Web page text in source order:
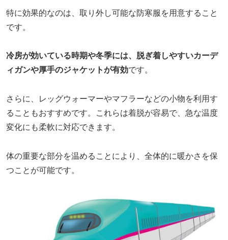
特に効果的なのは、取り外し可能な防寒服を用意すること
です。
冷房が効いている時期や冬季には、脱ぎ着しやすいカーデ
ィガンや厚手のジャケットが有効です。
さらに、レッグウォーマーやマフラーなどの小物を利用す
ることもおすすめです。これらは着脱が容易で、急な温度
変化にも柔軟に対応できます。
体の重要な部分を温めることにより、全体的に暖かさを保
つことが可能です。